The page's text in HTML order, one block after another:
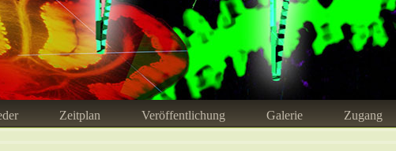
Zeitplan Veröffentlichung Galerie Zugang